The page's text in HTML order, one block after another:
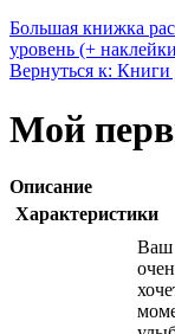
Большая книжка
уровень (+
Вернуться к: Книги
Мой
Описание
Характеристики
Ваш